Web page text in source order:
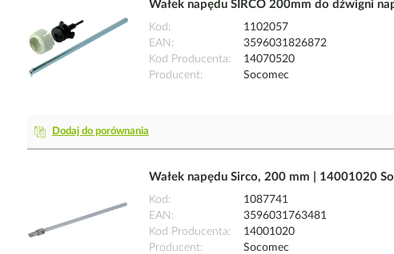
Wałek napędu SIRCO 200mm do dźwigni
Kod
1102057
EAN
3596031826872
Kod Producenta
14070520
Producent
Socomec
Dodaj do porównania
Wałek napędu Sirco, 200 mm | 14001020
Kod
1087741
EAN
3596031763481
Kod Producenta
14001020
Producent
Socomec